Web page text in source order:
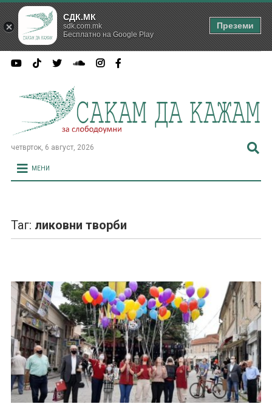
четврток, 6 август, 2026
МЕНИ
Таг: ликовни творби
СДК.МК
sdk.com.mk
Бесплатно на Google Play
Преземи